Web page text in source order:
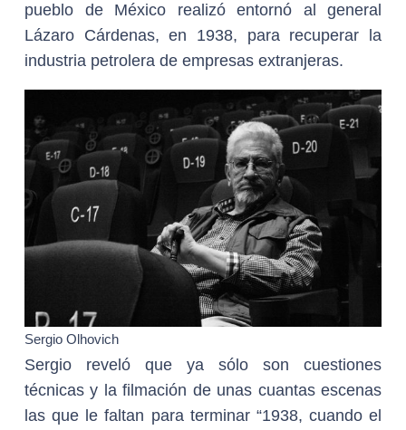
pueblo de México realizó entornó al general
Lázaro Cárdenas, en 1938, para recuperar la
industria petrolera de empresas extranjeras.
Sergio Olhovich
Sergio reveló que ya sólo son cuestiones
técnicas y la filmación de unas cuantas escenas
las que le faltan para terminar “1938, cuando el